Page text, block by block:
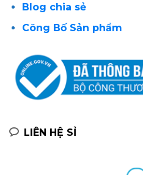
Blog chia sẻ
Công Bố Sản phẩm
LIÊN HỆ SỈ